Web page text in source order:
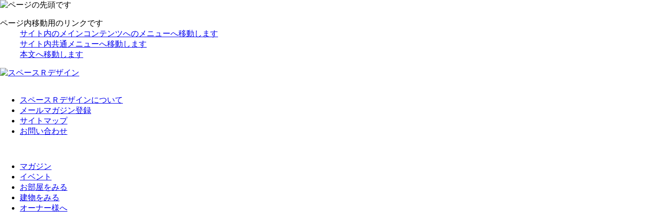
ページ内移動用のリンクです
サイト内のメインコンテンツへのメニューへ移動します
サイト内共通メニューへ移動します
本文へ移動します
スペースＲデザインについて
メールマガジン登録
サイトマップ
お問い合わせ
マガジン
イベント
お部屋をみる
建物をみる
オーナー様へ